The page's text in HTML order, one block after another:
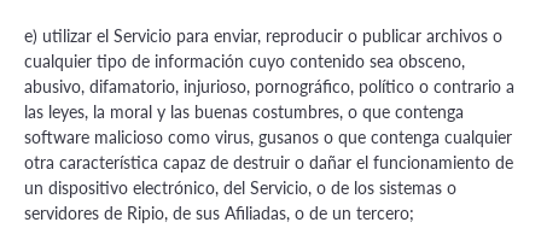
e) utilizar el Servicio para enviar, reproducir o publicar archivos o
cualquier tipo de información cuyo contenido sea obsceno,
abusivo, difamatorio, injurioso, pornográfico, político o contrario a
las leyes, la moral y las buenas costumbres, o que contenga
software malicioso como virus, gusanos o que contenga cualquier
otra característica capaz de destruir o dañar el funcionamiento de
un dispositivo electrónico, del Servicio, o de los sistemas o
servidores de Ripio, de sus Afiliadas, o de un tercero;